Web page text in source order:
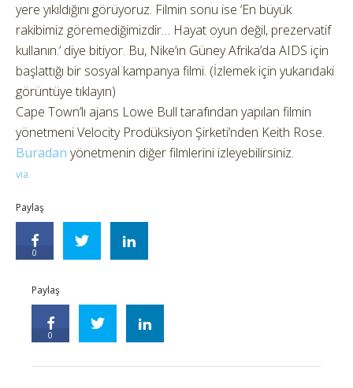
yere yıkıldığını görüyoruz. Filmin sonu ise ‘En büyük
rakibimiz göremediğimizdir… Hayat oyun değil, prezervatif
kullanın.’ diye bitiyor. Bu, Nike’ın Güney Afrika’da AIDS için
başlattığı bir sosyal kampanya filmi. (İzlemek için yukarıdaki
görüntüye tıklayın)
Cape Town’lı ajans Lowe Bull tarafından yapılan filmin
yönetmeni Velocity Prodüksiyon Şirketi’nden Keith Rose.
Buradan yönetmenin diğer filmlerini izleyebilirsiniz.
via
Paylaş
0
Paylaş
0